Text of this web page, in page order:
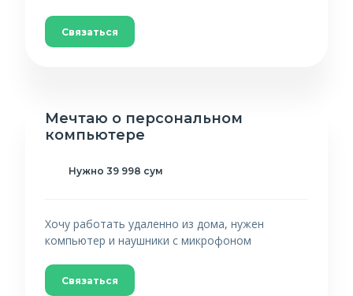
Связаться
Мечтаю о персональном
компьютере
Нужно 39 998 сум
Хочу работать удаленно из дома, нужен
компьютер и наушники с микрофоном
Связаться